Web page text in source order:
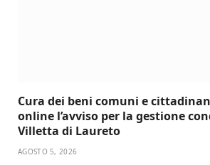
Cura dei beni comuni e
online l’avviso per la gestione
Villetta di Laureto
AGOSTO 5, 2026